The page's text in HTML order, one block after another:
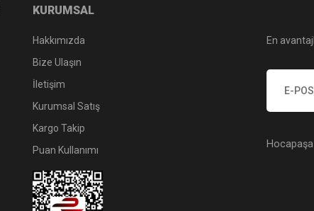
KURUMSAL
Hakkımızda
Bize Ulaşın
İletişim
Kurumsal Satış
Kargo Takip
Puan Kullanımı
En